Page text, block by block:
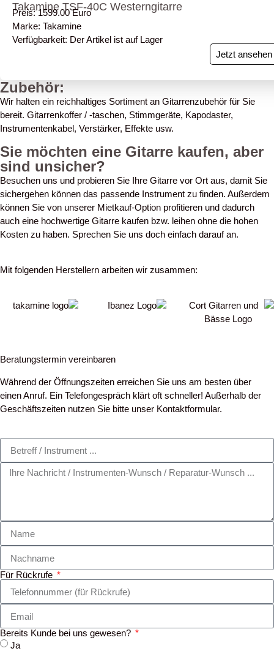
Takamine TSF-40C Westerngitarre
Preis: 1599.00 Euro
Marke: Takamine
Verfügbarkeit: Der Artikel ist auf Lager
Jetzt ansehen
Zubehör:
Wir halten ein reichhaltiges Sortiment an Gitarrenzubehör für Sie
bereit. Gitarrenkoffer / -taschen, Stimmgeräte, Kapodaster,
Instrumentenkabel, Verstärker, Effekte usw.
Sie möchten eine Gitarre kaufen, aber
sind unsicher?
Besuchen uns und probieren Sie Ihre Gitarre vor Ort aus, damit Sie
sichergehen können das passende Instrument zu finden. Außerdem
können Sie von unserer Mietkauf-Option profitieren und dadurch
auch eine hochwertige Gitarre kaufen bzw. leihen ohne die hohen
Kosten zu haben. Sprechen Sie uns doch einfach darauf an.
Mit folgenden Herstellern arbeiten wir zusammen:
Beratungstermin vereinbaren
Während der Öffnungszeiten erreichen Sie uns am besten über
einen Anruf. Ein Telefongespräch klärt oft schneller! Außerhalb der
Geschäftszeiten nutzen Sie bitte unser Kontaktformular.
Für Rückrufe
Bereits Kunde bei uns gewesen?
Ja